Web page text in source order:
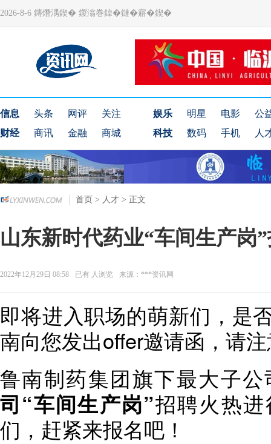
2026-8-6 鏄熸湡鍥� 鍐滃巻鍏�鏈�寤�鍥�
信息 头条 网评
关注
财经
商讯 金融 商城
娱乐 明星 电影
公
科技
数码 手机 人
首页 > 人才 > 正文
山东新时代药业“车间生产岗
2022年12月29日 08:58 已有 人浏览 来源：***资讯网
即将进入职场的萌新们，是
南向您发出offer邀请函，请
鲁南制药集团旗下最大子公
司“车间生产岗”招聘火热
们，赶紧来报名吧！